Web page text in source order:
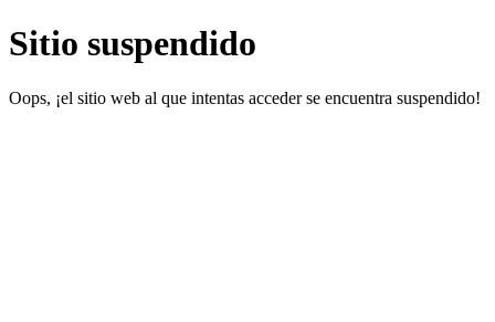
Sitio suspendido
Oops, ¡el sitio web al que intentas acceder se encuentra suspendido!